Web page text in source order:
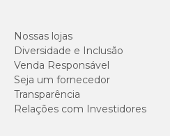
Nossas lojas
Diversidade e Inclusão
Venda Responsável
Seja um fornecedor
Transparência
Relações com Investidores